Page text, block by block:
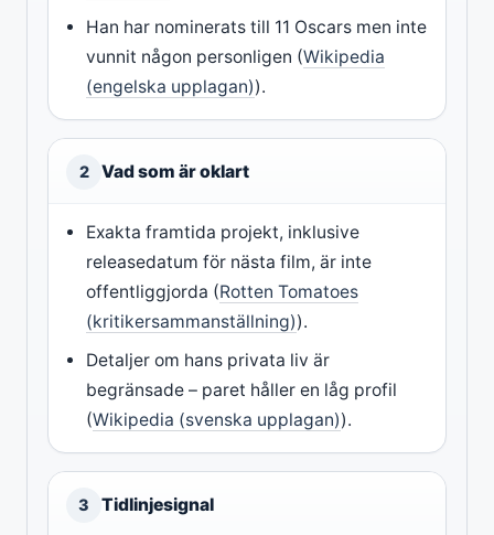
Han har nominerats till 11 Oscars men inte
vunnit någon personligen (Wikipedia
(engelska upplagan)).
2 Vad som är oklart
Exakta framtida projekt, inklusive
releasedatum för nästa film, är inte
offentliggjorda (Rotten Tomatoes
(kritikersammanställning)).
Detaljer om hans privata liv är
begränsade – paret håller en låg profil
(Wikipedia (svenska upplagan)).
3 Tidlinjesignal